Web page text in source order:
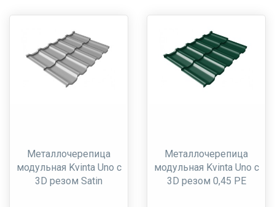
Металлочерепица
модульная Kvinta Uno c
3D резом Satin
Металлочерепица
модульная Kvinta Uno c
3D резом 0,45 РЕ